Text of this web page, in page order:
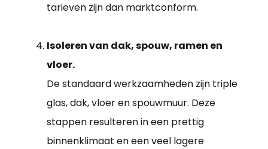
tarieven zijn dan marktconform.
Isoleren van dak, spouw, ramen en
vloer.
De standaard werkzaamheden zijn triple
glas, dak, vloer en spouwmuur. Deze
stappen resulteren in een prettig
binnenklimaat en een veel lagere